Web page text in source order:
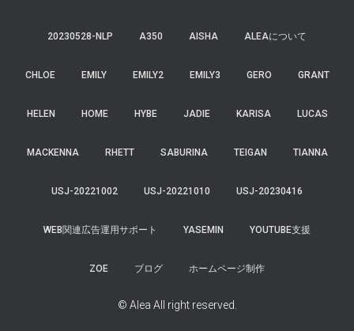
20230528-NLP A350 AISHA ALEAについて
CHLOE EMILY EMILY2 EMILY3 GERO GRANT
HELEN HOME HYBE JADIE KARISA LUCAS
MACKENNA RHETT SABURINA TEIGAN TIANNA
USJ-20221002 USJ-20221010 USJ-20230416
WEB関連広告運用サポート YASEMIN YOUTUBE支援
ZOE ブログ ホームページ制作
© Alea All right reserved.